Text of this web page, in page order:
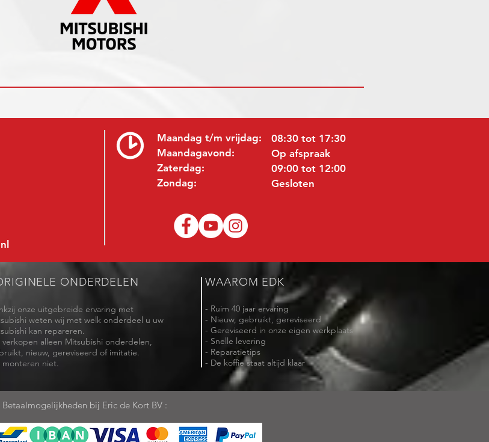
Maandag t/m vrijdag:
Maandagavond:
Zaterdag:
Zondag:
08:30 tot 17:30
Op afspraak
09:00 tot 12:00
Gesloten
ONDERDELEN
onze uitgebreide ervaring met
weten wij met welk onderdeel u uw
kan repareren.
verkopen alleen Mitsubishi onderdelen,
nieuw, gereviseerd of imitatie.
monteren niet.
WAAROM EDK
- Ruim 40 jaar ervaring
- Nieuw, gebruikt, gereviseerd
- Gereviseerd in onze eigen werkplaats
- Snelle levering
- Reparatietips
- De koffie staat altijd klaar
Betaalmogelijkheden bij Eric de Kort BV :